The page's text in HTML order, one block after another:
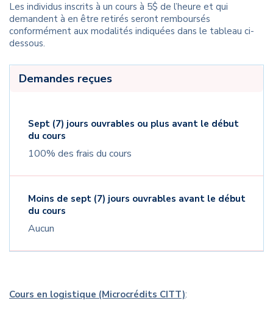
Les individus inscrits à un cours à 5$ de l’heure et qui
demandent à en être retirés seront remboursés
conformément aux modalités indiquées dans le tableau ci-
dessous.
Demandes reçues
Sept (7) jours ouvrables ou plus avant le début
du cours
100% des frais du cours
Moins de sept (7) jours ouvrables avant le début
du cours
Aucun
Cours en logistique (Microcrédits CITT):